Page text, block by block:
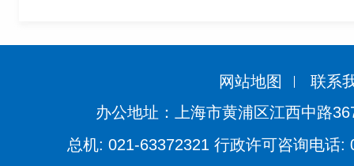
网站地图
联系
办公地址：上海市黄浦区江西中路
总机: 021-63372321 行政许可咨询电话: